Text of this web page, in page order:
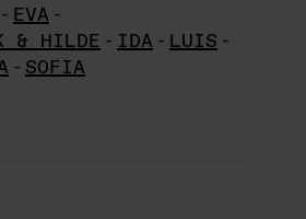
- EVA -
& HILDE - IDA - LUIS -
- SOFIA